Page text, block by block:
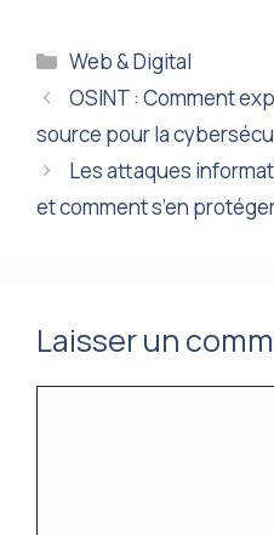
Catégories
Web & Digital
OSINT : Comment
source pour la
Les attaques
et comment s’en
Laisser un